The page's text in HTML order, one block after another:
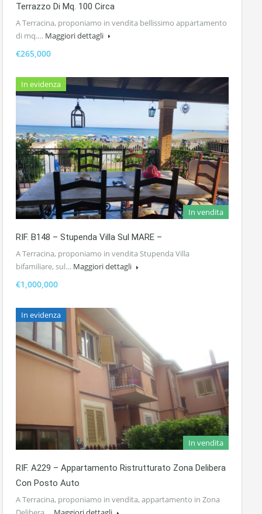
Terrazzo Di Mq. 100 Circa
A Terracina, proponiamo in vendita bellissimo appartamento
di mq.… Maggiori dettagli
€265,000
In evidenza
In vendita
RIF. B148 – Stupenda Villa Sul MARE –
A Terracina, proponiamo in vendita Stupenda Villa
bifamiliare, sul… Maggiori dettagli
€1,000,000
In evidenza
In vendita
RIF. A229 – Appartamento Ristrutturato Zona Delibera
Con Posto Auto
A Terracina, proponiamo in vendita, appartamento in Zona